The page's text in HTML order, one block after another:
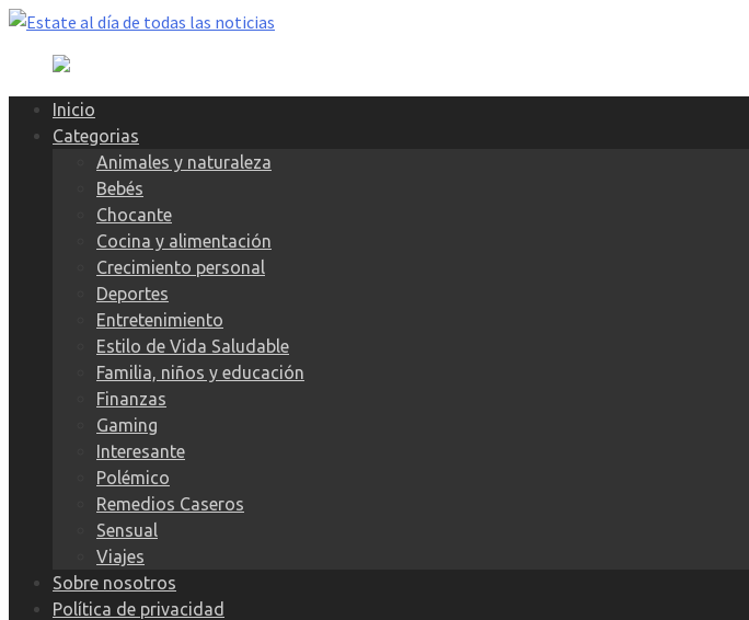
Skip
content
Inicio
Categorias
Animales y naturaleza
Bebés
Chocante
Cocina y alimentación
Crecimiento personal
Deportes
Entretenimiento
Estilo de Vida Saludable
Familia, niños y educación
Finanzas
Gaming
Interesante
Polémico
Remedios Caseros
Sensual
Viajes
Sobre nosotros
Política de privacidad